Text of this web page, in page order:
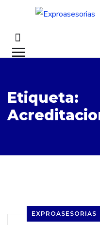
Etiqueta:
EXPROASESORIAS